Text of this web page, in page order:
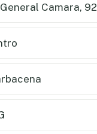
General Camara, 92